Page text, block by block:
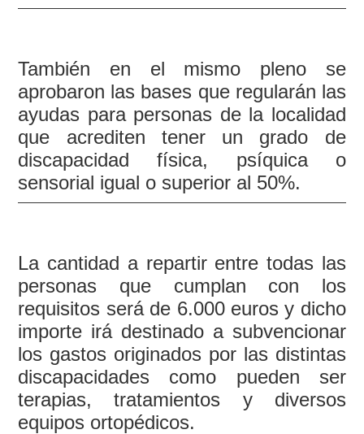
También en el mismo pleno se
aprobaron las bases que regularán las
ayudas para personas de la localidad
que acrediten tener un grado de
discapacidad física, psíquica o
sensorial igual o superior al 50%.
La cantidad a repartir entre todas las
personas que cumplan con los
requisitos será de 6.000 euros y dicho
importe irá destinado a subvencionar
los gastos originados por las distintas
discapacidades como pueden ser
terapias, tratamientos y diversos
equipos ortopédicos.